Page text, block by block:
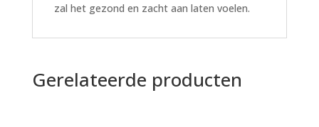
zal het gezond en zacht aan laten voelen.
Gerelateerde producten